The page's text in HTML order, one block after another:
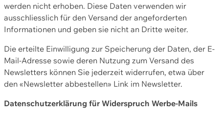
werden nicht erhoben. Diese Daten verwenden wir
ausschliesslich für den Versand der angeforderten
Informationen und geben sie nicht an Dritte weiter.
Die erteilte Einwilligung zur Speicherung der Daten, der E-
Mail-Adresse sowie deren Nutzung zum Versand des
Newsletters können Sie jederzeit widerrufen, etwa über
den «Newsletter abbestellen» Link im Newsletter.
Datenschutzerklärung für Widerspruch Werbe-Mails